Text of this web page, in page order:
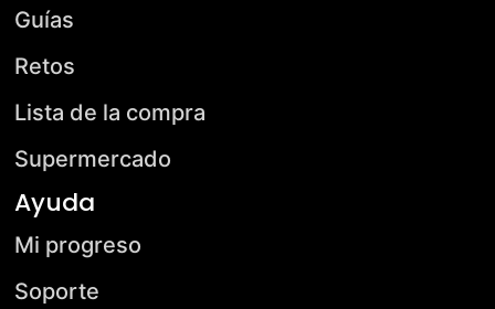
Guías
Retos
Lista de la compra
Supermercado
Ayuda
Mi progreso
Soporte